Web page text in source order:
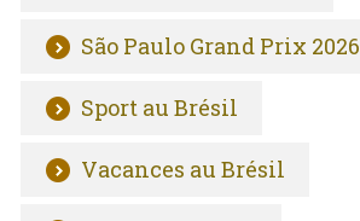
São Paulo Grand Prix 2026
Sport au Brésil
Vacances au Brésil